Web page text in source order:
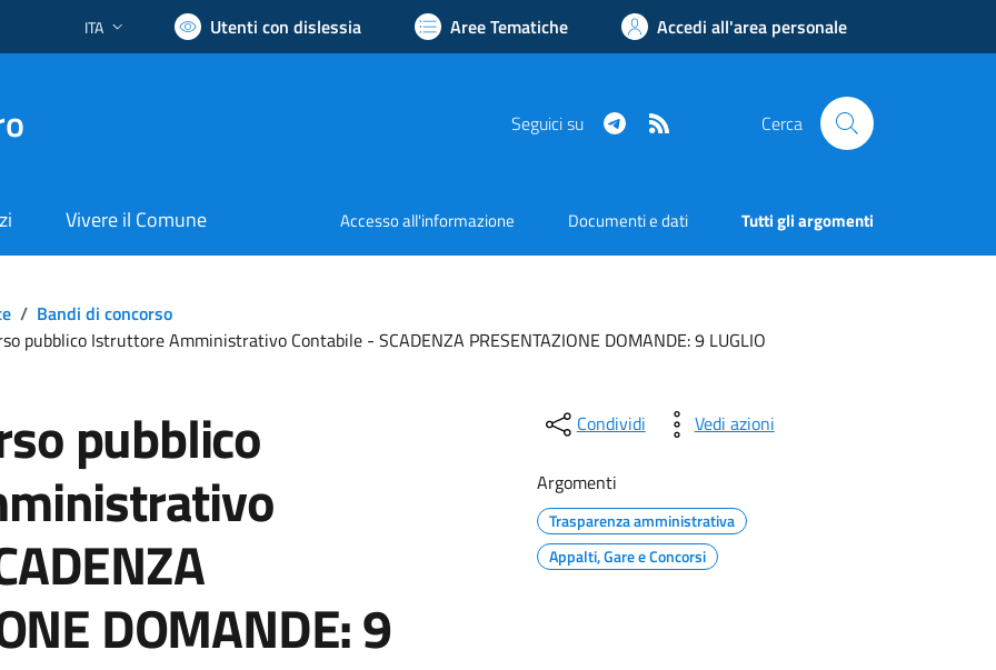
Lingua attiva:
ITA Utenti con dislessia Aree Tematiche Accedi all'area personale
Seguici su Telegram Cerca
Vivere il Comune Accesso all'informazione Documenti e dati Tutti gli argomenti
/ Bandi di concorso
pubblico Istruttore Amministrativo Contabile - SCADENZA PRESENTAZIONE DOMANDE: 9 LUGLIO
pubblico
DOMANDE: 9
Condividi Vedi azioni
Argomenti
Trasparenza amministrativa
Appalti, Gare e Concorsi